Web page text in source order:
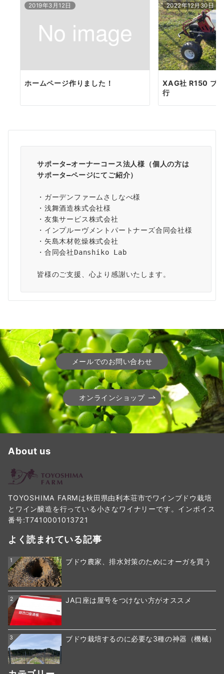
2019年3月12日
ホームページ作りました！
2022年12月30日
XAG社 R150 ブ
行
サポータ―オーナーコース法人様（個人の方は
サポータ―ページにてご紹介）
・ガーデンファームさしなべ様
・浅舞酒造株式会社様
・友集サービス株式会社
・インプルーヴメントパートナーズ合同会社様
・矢島木材乾燥株式会社
・合同会社Danshiko Lab
皆様のご支援、心より感謝いたします。
メールでのお問い合わせ
オンラインショップ
About us
TOYOSHIMA FARMは秋田県由利本荘市でワインブドウ栽培
とワイン醸造を行っている小さなワイナリーです。インボイス
番号:T7410001013721
よく読まれている記事
1 ブドウ農家、排水対策のためにオーガを買う
2 JA口座は屋号をつけない方がオススメ
3 ブドウ栽培するのに必要な3種の神器（機械）